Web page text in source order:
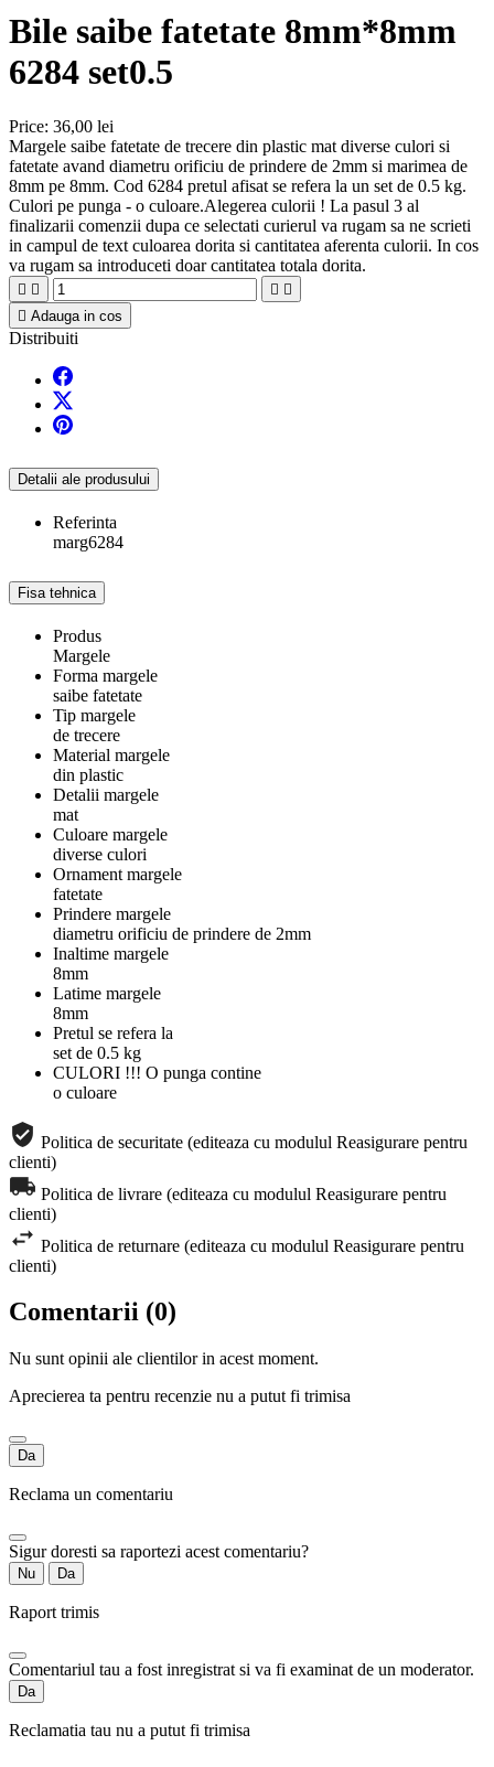
Bile saibe fatetate 8mm*8mm
6284 set0.5
Price: 36,00 lei
Margele saibe fatetate de trecere din plastic mat diverse culori si
fatetate avand diametru orificiu de prindere de 2mm si marimea de
8mm pe 8mm. Cod 6284 pretul afisat se refera la un set de 0.5 kg.
Culori pe punga - o culoare.Alegerea culorii ! La pasul 3 al
finalizarii comenzii dupa ce selectati curierul va rugam sa ne scrieti
in campul de text culoarea dorita si cantitatea aferenta culorii. In cos
va rugam sa introduceti doar cantitatea totala dorita.
   
 Adauga in cos
Distribuiti
Detalii ale produsului
Referinta
marg6284
Fisa tehnica
Produs
Margele
Forma margele
saibe fatetate
Tip margele
de trecere
Material margele
din plastic
Detalii margele
mat
Culoare margele
diverse culori
Ornament margele
fatetate
Prindere margele
diametru orificiu de prindere de 2mm
Inaltime margele
8mm
Latime margele
8mm
Pretul se refera la
set de 0.5 kg
CULORI !!! O punga contine
o culoare
Politica de securitate (editeaza cu modulul Reasigurare pentru
clienti)
Politica de livrare (editeaza cu modulul Reasigurare pentru
clienti)
Politica de returnare (editeaza cu modulul Reasigurare pentru
clienti)
Comentarii (0)
Nu sunt opinii ale clientilor in acest moment.
Aprecierea ta pentru recenzie nu a putut fi trimisa
Da
Reclama un comentariu
Sigur doresti sa raportezi acest comentariu?
Nu Da
Raport trimis
Comentariul tau a fost inregistrat si va fi examinat de un moderator.
Da
Reclamatia tau nu a putut fi trimisa